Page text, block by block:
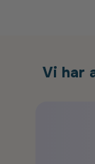
Vi har